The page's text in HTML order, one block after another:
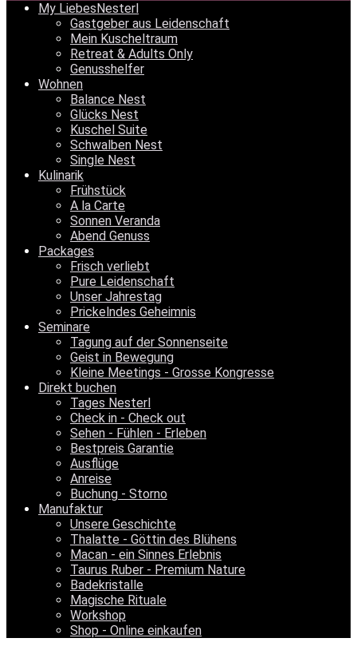
My LiebesNesterl
Gastgeber aus Leidenschaft
Mein Kuscheltraum
Retreat & Adults Only
Genusshelfer
Wohnen
Balance Nest
Glücks Nest
Kuschel Suite
Schwalben Nest
Single Nest
Kulinarik
Frühstück
A la Carte
Sonnen Veranda
Abend Genuss
Packages
Frisch verliebt
Pure Leidenschaft
Unser Jahrestag
Prickelndes Geheimnis
Seminare
Tagung auf der Sonnenseite
Geist in Bewegung
Kleine Meetings - Grosse Kongresse
Direkt buchen
Tages Nesterl
Check in - Check out
Sehen - Fühlen - Erleben
Bestpreis Garantie
Ausflüge
Anreise
Buchung - Storno
Manufaktur
Unsere Geschichte
Thalatte - Göttin des Blühens
Macan - ein Sinnes Erlebnis
Taurus Ruber - Premium Nature
Badekristalle
Magische Rituale
Workshop
Shop - Online einkaufen